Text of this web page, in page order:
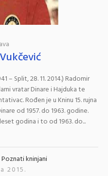
– Split, 28. 11. 2014.) Radomir
vratar Dinare i Hajduka te
Rođen je u Kninu 15. rujna
od 1957. do 1963. godine.
godina i to od 1963. do...
Poznati kninjani
2015.